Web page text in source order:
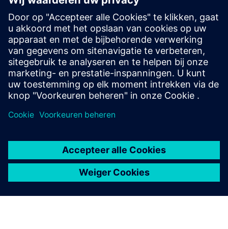
Profiteer van uitgebreide motoroverbelasting en
optionele thermistorbeveiliging. Pas innovatieve
koppelregeling en automatische parametrisering toe
voor eenvoudige inbedrijfstelling en betrouwbare
prestaties bij wisselende belastingen.